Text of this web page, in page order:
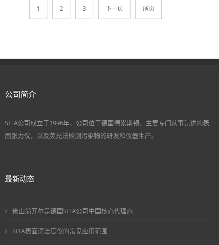
1 2 3 下一页 尾页
公司简介
SITA公司成立于1996年，公司位于德国德累斯顿。主要专门从事先进的表
面张力仪，以及荧光法检测污染物的研发和仪器生产。
最新动态
佛山翁开尔是德国SITA公司中国核心代理商
SITA表面清洁度仪的常见应用范围